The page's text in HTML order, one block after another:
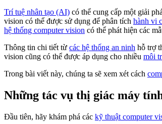
Trí tuệ nhân tạo (AI) có thể cung cấp một giải
vision có thể được sử dụng để phân tích hành vi
hệ thống computer vision có thể phát hiện các
Thông tin chi tiết từ các hệ thống an ninh hỗ trợ
vision cũng có thể được áp dụng cho nhiều môi
Trong bài viết này, chúng ta sẽ xem xét cách
Những tác vụ thị giác máy
Đầu tiên, hãy khám phá các kỹ thuật computer